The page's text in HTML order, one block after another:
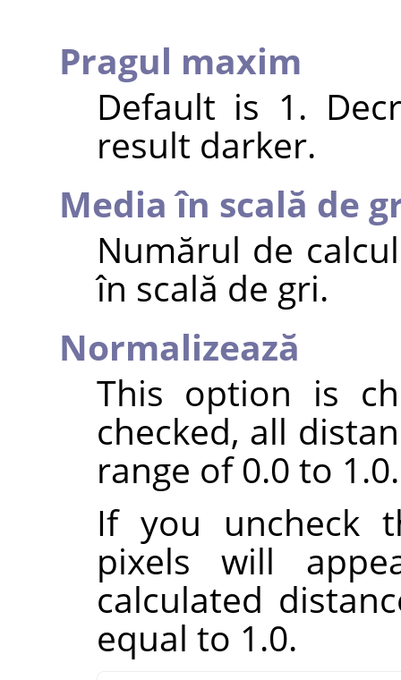
Pragul maxim
Default is 1.
result darker.
Media în scală de
Numărul de
în scală de gri.
Normalizează
This option is
checked, all
range of 0.0 to 1.0.
If you uncheck
pixels will
calculated
equal to 1.0.